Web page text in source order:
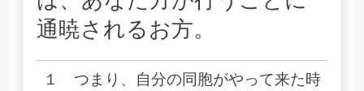
通暁されるお方。
１ つまり、自分の同胞がやって来た時